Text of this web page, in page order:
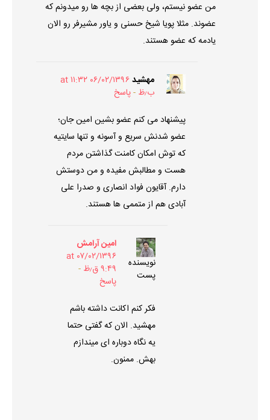
من عضو نیستم، ولی بعضی از بچه ها رو میدونم که
عضوند. مثلا پویا شیخ حسنی و یاور مشیرفر رو الان
یادمه که عضو هستند.
مهشید
۰۶/۰۲/۱۳۹۶ at ۱۱:۳۲
ب٫ظ
پاسخ
پیشنهاد می کنم عضو بشین امین جان؛
عضو شدنش سریع و آسونه و تنها سایتیه
که توش امکان کامنت گذاشتن مردم
هست و مطالبش مفیده و من دوستش
دارم. آقایون فواد انصاری و صدرا علی
آبادی هم از متممی ها هستند.
نویسنده
پست
امین آرامش
۰۷/۰۲/۱۳۹۶ at
۹:۴۹ ق٫ظ
پاسخ
فکر کنم اکانت داشته باشم
مهشید. الان که گفتی حتما
یه نگاه دوباره ای میندازم
بهش. ممنون.